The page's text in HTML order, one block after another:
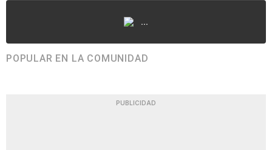
...
POPULAR EN LA COMUNIDAD
PUBLICIDAD